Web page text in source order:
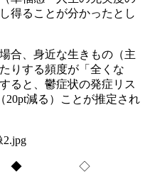
得ることが分かったとし
合、身近な生きもの（主
りする頻度が「全くな
ると、鬱症状の発症リス
20pt減る）ことが推定され
◇